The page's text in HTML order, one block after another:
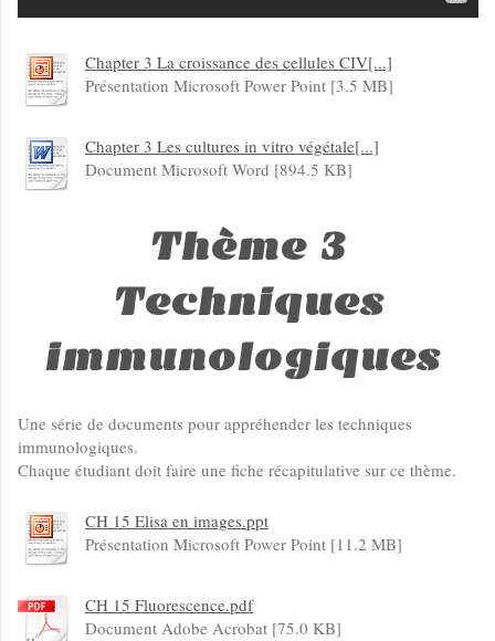
Chapter 3 La croissance des cellules CIV[...]
Présentation Microsoft Power Point [3.5 MB]
Chapter 3 Les cultures in vitro végétale[...]
Document Microsoft Word [894.5 KB]
Thème 3
Techniques
immunologiques
Une série de documents pour appréhender les techniques
immunologiques.
Chaque étudiant doit faire une fiche récapitulative sur ce thème.
CH 15 Elisa en images.ppt
Présentation Microsoft Power Point [11.2 MB]
CH 15 Fluorescence.pdf
Document Adobe Acrobat [75.0 KB]